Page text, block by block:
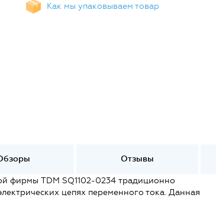
Как мы упаковываем товар
Отзывы
фирмы TDM SQ1102-0234 традиционно
цепях переменного тока. Данная